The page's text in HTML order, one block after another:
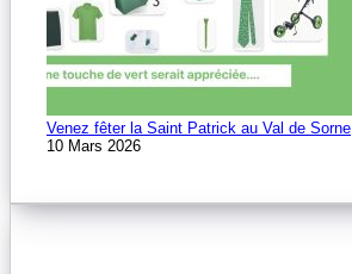
Venez fêter la Saint Patrick au Val de Sorne
10 Mars 2026